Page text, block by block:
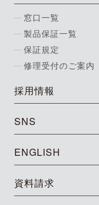
窓口一覧
製品保証一覧
保証規定
修理受付のご案内
採用情報
SNS
ENGLISH
資料請求